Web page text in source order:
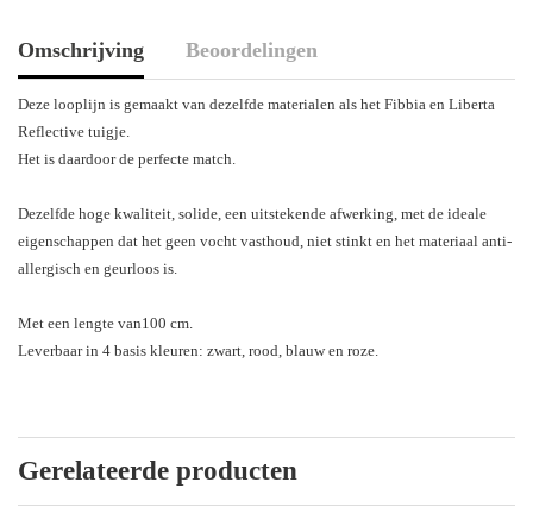
Omschrijving Beoordelingen
Deze looplijn is gemaakt van dezelfde materialen als het Fibbia en Liberta
Reflective tuigje.
Het is daardoor de perfecte match.
Dezelfde hoge kwaliteit, solide, een uitstekende afwerking, met de ideale
eigenschappen dat het geen vocht vasthoud, niet stinkt en het materiaal anti-
allergisch en geurloos is.
Met een lengte van100 cm.
Leverbaar in 4 basis kleuren: zwart, rood, blauw en roze.
Gerelateerde producten